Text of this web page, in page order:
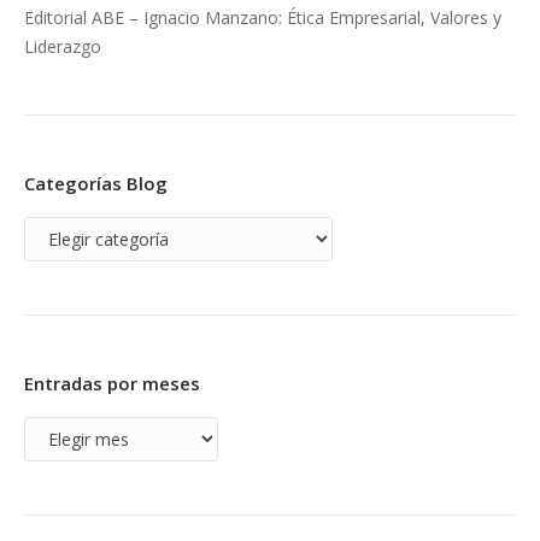
Editorial ABE – Ignacio Manzano: Ética Empresarial, Valores y
Liderazgo
Categorías Blog
Categorías
Blog
Entradas por meses
Entradas
por